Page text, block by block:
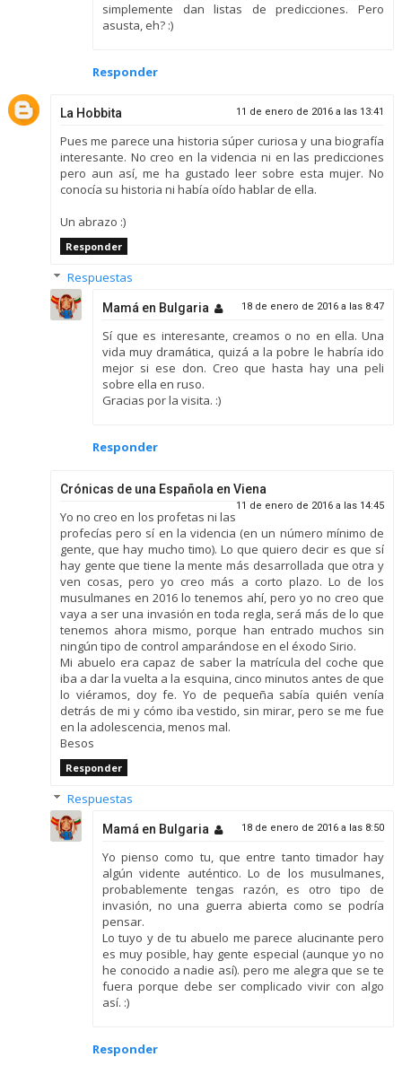
simplemente dan listas de predicciones. Pero
asusta, eh? :)
Responder
La Hobbita 11 de enero de 2016 a las 13:41
Pues me parece una historia súper curiosa y una biografía
interesante. No creo en la videncia ni en las predicciones
pero aun así, me ha gustado leer sobre esta mujer. No
conocía su historia ni había oído hablar de ella.
Un abrazo :)
Responder
Respuestas
Mamá en Bulgaria 18 de enero de 2016 a las 8:47
Sí que es interesante, creamos o no en ella. Una
vida muy dramática, quizá a la pobre le habría ido
mejor si ese don. Creo que hasta hay una peli
sobre ella en ruso.
Gracias por la visita. :)
Responder
Crónicas de una Española en Viena
11 de enero de 2016 a las 14:45
Yo no creo en los profetas ni las
profecías pero sí en la videncia (en un número mínimo de
gente, que hay mucho timo). Lo que quiero decir es que sí
hay gente que tiene la mente más desarrollada que otra y
ven cosas, pero yo creo más a corto plazo. Lo de los
musulmanes en 2016 lo tenemos ahí, pero yo no creo que
vaya a ser una invasión en toda regla, será más de lo que
tenemos ahora mismo, porque han entrado muchos sin
ningún tipo de control amparándose en el éxodo Sirio.
Mi abuelo era capaz de saber la matrícula del coche que
iba a dar la vuelta a la esquina, cinco minutos antes de que
lo viéramos, doy fe. Yo de pequeña sabía quién venía
detrás de mi y cómo iba vestido, sin mirar, pero se me fue
en la adolescencia, menos mal.
Besos
Responder
Respuestas
Mamá en Bulgaria 18 de enero de 2016 a las 8:50
Yo pienso como tu, que entre tanto timador hay
algún vidente auténtico. Lo de los musulmanes,
probablemente tengas razón, es otro tipo de
invasión, no una guerra abierta como se podría
pensar.
Lo tuyo y de tu abuelo me parece alucinante pero
es muy posible, hay gente especial (aunque yo no
he conocido a nadie así). pero me alegra que se te
fuera porque debe ser complicado vivir con algo
así. :)
Responder